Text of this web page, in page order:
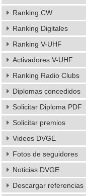
Ranking CW
Ranking Digitales
Ranking V-UHF
Activadores V-UHF
Ranking Radio Clubs
Diplomas concedidos
Solicitar Diploma PDF
Solicitar premios
Videos DVGE
Fotos de seguidores
Noticias DVGE
Descargar referencias